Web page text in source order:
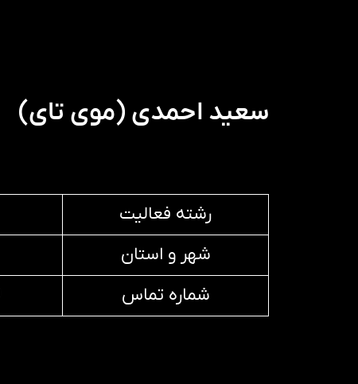
سعید احمدی (موی تای)
رشته فعالیت
شهر و استان
شماره تماس